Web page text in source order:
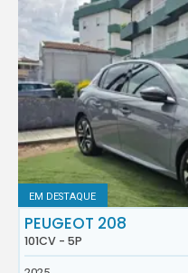
EM DESTAQUE
PEUGEOT 208
101CV - 5P